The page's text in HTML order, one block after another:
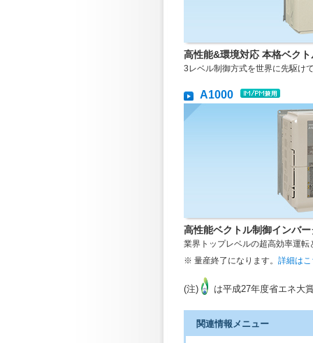
高性能&環境対応 本格ベク
3レベル制御方式を世界に先駆け
A1000
高性能ベクトル制御インバー
業界トップレベルの超高効率運転
※ 量産終了になります。 詳細は
(注) は平成27年度省エネ大
関連情報メニュー